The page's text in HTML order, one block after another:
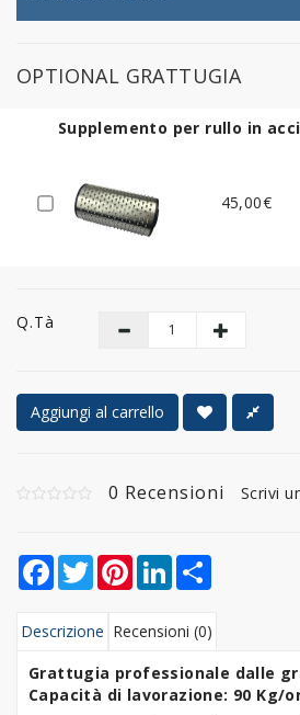
OPTIONAL GRATTUGIA
Supplemento per rullo in
45,00€
Q.tà
Aggiungi al carrello
0 Recensioni Scrivi
Facebook
TwitterPinterestLinkedIn
Descrizione Recensioni (0)
Grattugia professionale dalle
Capacità di lavorazione: 90 Kg/